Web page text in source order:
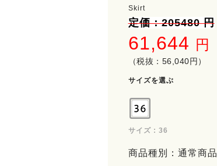
Skirt
定価：205480 円
61,644 円
（税抜：56,040円）
サイズを選ぶ
サイズ : 36
商品種別：通常商品